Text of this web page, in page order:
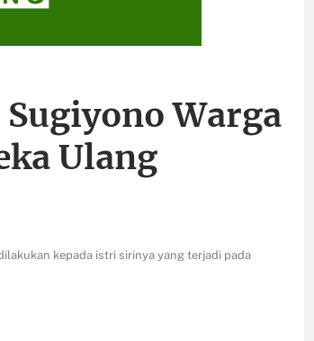
Warga
Ulang
kepada istri sirinya yang terjadi pada